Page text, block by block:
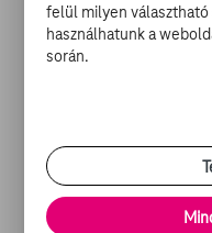
A producer szerint
korábban már
a fiatalok egy olyan
hova felnőni, hiszen
zombik az uralmat a
felül milyen
használhatunk a
során.